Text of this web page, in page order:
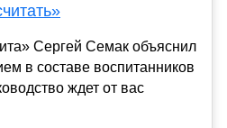
Сергей Семак объяснил
в составе воспитанников
ждет от вас